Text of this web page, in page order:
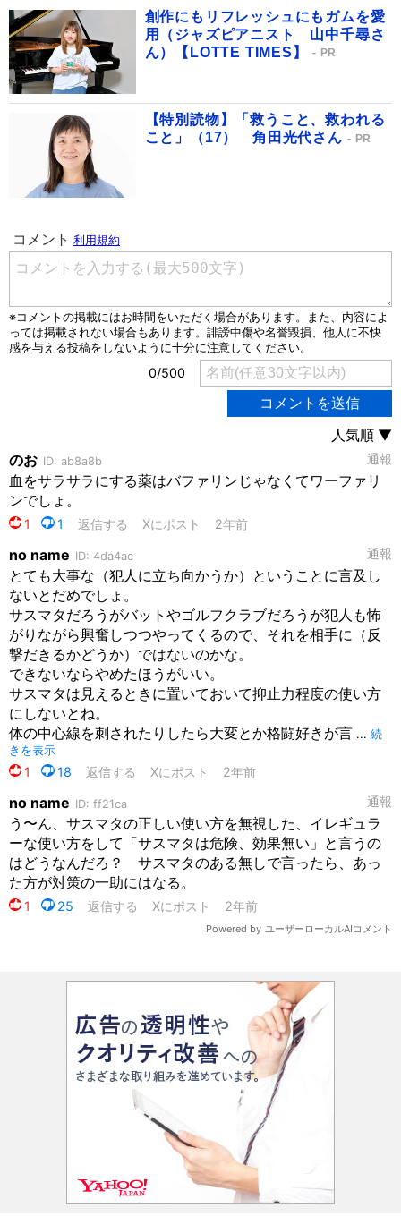
創作にもリフレッシュにもガムを愛
用（ジャズピアニスト 山中千尋さ
ん）【LOTTE TIMES】
PR
【特別読物】「救うこと、救われる
こと」（17） 角田光代さん
PR